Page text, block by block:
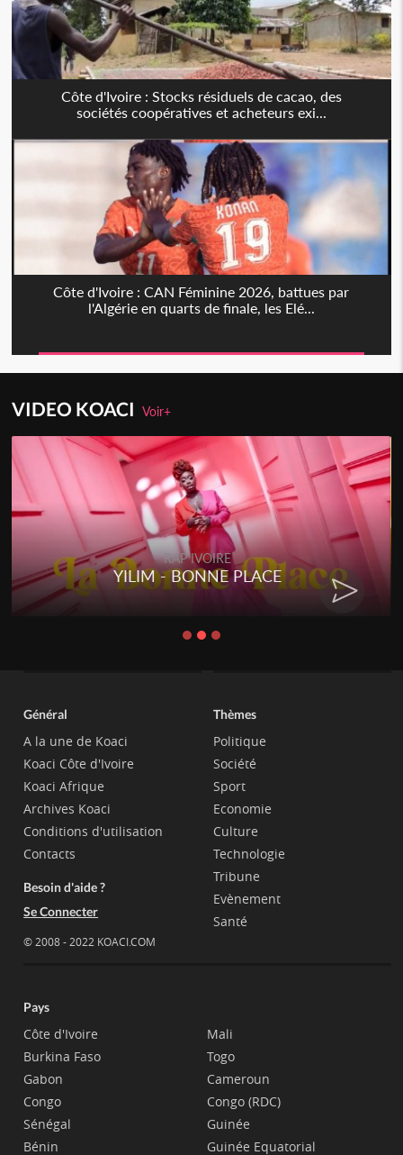
Côte d'Ivoire : Stocks résiduels de cacao, des
sociétés coopératives et acheteurs exi...
Côte d'Ivoire : CAN Féminine 2026, battues par
l'Algérie en quarts de finale, les Elé...
VIDEO KOACIVoir+
RAP IVOIRE
YILIM - BONNE PLACE
Général
A la une de Koaci
Koaci Côte d'Ivoire
Koaci Afrique
Archives Koaci
Conditions d'utilisation
Contacts
Besoin d'aide ?
Se Connecter
© 2008 - 2022 KOACI.COM
Thèmes
Politique
Société
Sport
Economie
Culture
Technologie
Tribune
Evènement
Santé
Pays
Côte d'Ivoire
Burkina Faso
Gabon
Congo
Sénégal
Bénin
Mali
Togo
Cameroun
Congo (RDC)
Guinée
Guinée Equatorial